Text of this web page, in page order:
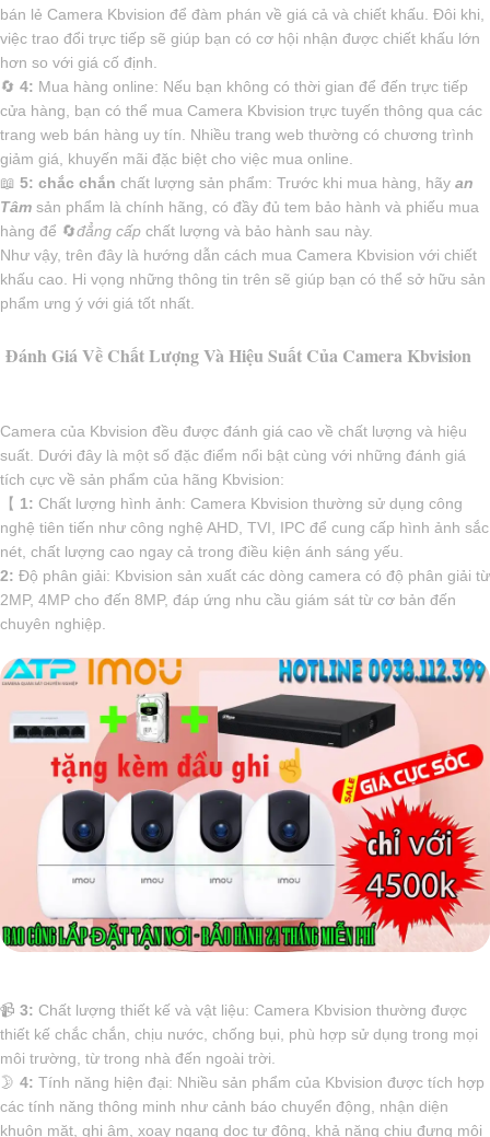
bán lẻ Camera Kbvision để đàm phán về giá cả và chiết khấu. Đôi khi,
việc trao đổi trực tiếp sẽ giúp bạn có cơ hội nhận được chiết khấu lớn
hơn so với giá cố định.
🔄 4: Mua hàng online: Nếu bạn không có thời gian để đến trực tiếp
cửa hàng, bạn có thể mua Camera Kbvision trực tuyến thông qua các
trang web bán hàng uy tín. Nhiều trang web thường có chương trình
giảm giá, khuyến mãi đặc biệt cho việc mua online.
📖 5: chắc chắn chất lượng sản phẩm: Trước khi mua hàng, hãy an
Tâm sản phẩm là chính hãng, có đầy đủ tem bảo hành và phiếu mua
hàng để 🔄đẳng cấp chất lượng và bảo hành sau này.
Như vậy, trên đây là hướng dẫn cách mua Camera Kbvision với chiết
khấu cao. Hi vọng những thông tin trên sẽ giúp bạn có thể sở hữu sản
phẩm ưng ý với giá tốt nhất.
Đánh Giá Về Chất Lượng Và Hiệu Suất Của Camera Kbvision
Camera của Kbvision đều được đánh giá cao về chất lượng và hiệu
suất. Dưới đây là một số đặc điểm nổi bật cùng với những đánh giá
tích cực về sản phẩm của hãng Kbvision:
【 1: Chất lượng hình ảnh: Camera Kbvision thường sử dụng công
nghệ tiên tiến như công nghệ AHD, TVI, IPC để cung cấp hình ảnh sắc
nét, chất lượng cao ngay cả trong điều kiện ánh sáng yếu.
2: Độ phân giải: Kbvision sản xuất các dòng camera có độ phân giải từ
2MP, 4MP cho đến 8MP, đáp ứng nhu cầu giám sát từ cơ bản đến
chuyên nghiệp.
📹 3: Chất lượng thiết kế và vật liệu: Camera Kbvision thường được
thiết kế chắc chắn, chịu nước, chống bụi, phù hợp sử dụng trong mọi
môi trường, từ trong nhà đến ngoài trời.
🌛 4: Tính năng hiện đại: Nhiều sản phẩm của Kbvision được tích hợp
các tính năng thông minh như cảnh báo chuyển động, nhận diện
khuôn mặt, ghi âm, xoay ngang dọc tự động, khả năng chịu đựng môi